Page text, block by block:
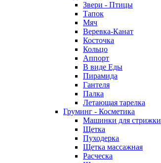
Звери - Птицы
Тапок
Мяч
Веревка-Канат
Косточка
Кольцо
Аппорт
В виде Еды
Пирамида
Гантеля
Палка
Летающая тарелка
Груминг - Косметика
Машинки для стрижки
Щетка
Пуходерка
Щетка массажная
Расческа